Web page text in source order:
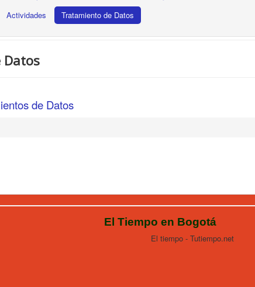
Actividades Tratamiento de Datos
de Datos
en Bogotá
- Tutiempo.net